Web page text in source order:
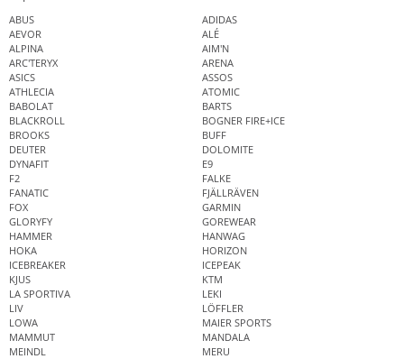
ABUS
ADIDAS
AEVOR
ALÉ
ALPINA
AIM'N
ARC'TERYX
ARENA
ASICS
ASSOS
ATHLECIA
ATOMIC
BABOLAT
BARTS
BLACKROLL
BOGNER FIRE+ICE
BROOKS
BUFF
DEUTER
DOLOMITE
DYNAFIT
E9
F2
FALKE
FANATIC
FJÄLLRÄVEN
FOX
GARMIN
GLORYFY
GOREWEAR
HAMMER
HANWAG
HOKA
HORIZON
ICEBREAKER
ICEPEAK
KJUS
KTM
LA SPORTIVA
LEKI
LIV
LÖFFLER
LOWA
MAIER SPORTS
MAMMUT
MANDALA
MEINDL
MERU